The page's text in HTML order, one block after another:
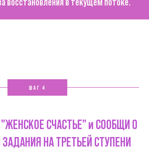
ШАГ 4
СЧАСТЬЕ" и СООБЩИ О
НА ТРЕТЬЕЙ СТУПЕНИ